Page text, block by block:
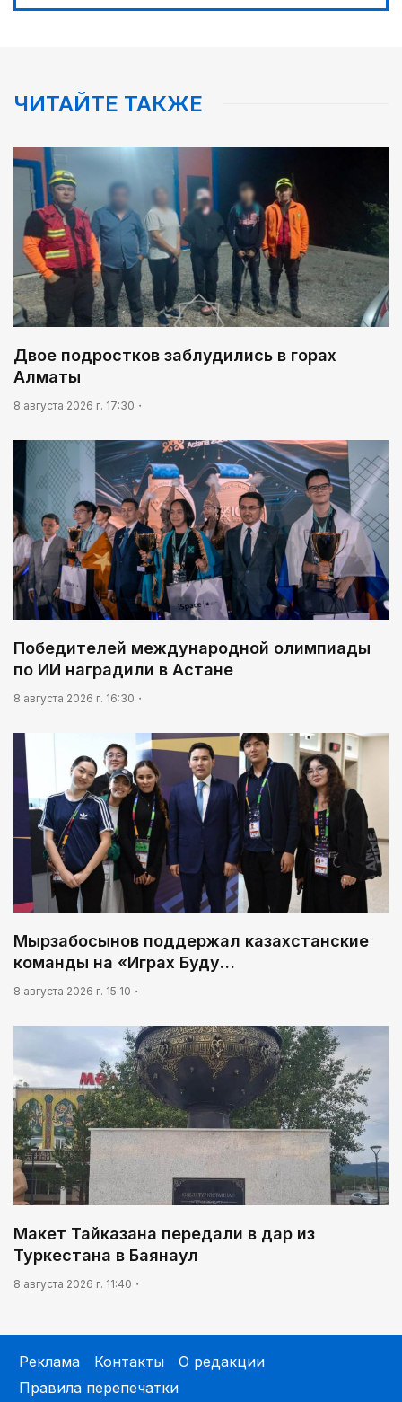
ЧИТАЙТЕ ТАКЖЕ
Двое подростков заблудились в горах
Алматы
8 августа 2026 г. 17:30
Победителей международной олимпиады
по ИИ наградили в Астане
8 августа 2026 г. 16:30
Мырзабосынов поддержал казахстанские
команды на «Играх Буду…
8 августа 2026 г. 15:10
Макет Тайказана передали в дар из
Туркестана в Баянаул
8 августа 2026 г. 11:40
Реклама Контакты
О редакции
Правила перепечатки